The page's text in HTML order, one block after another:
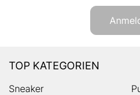
TOP KATEGORIEN
Sneaker